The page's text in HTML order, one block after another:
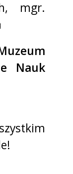
mgr.
Nauk